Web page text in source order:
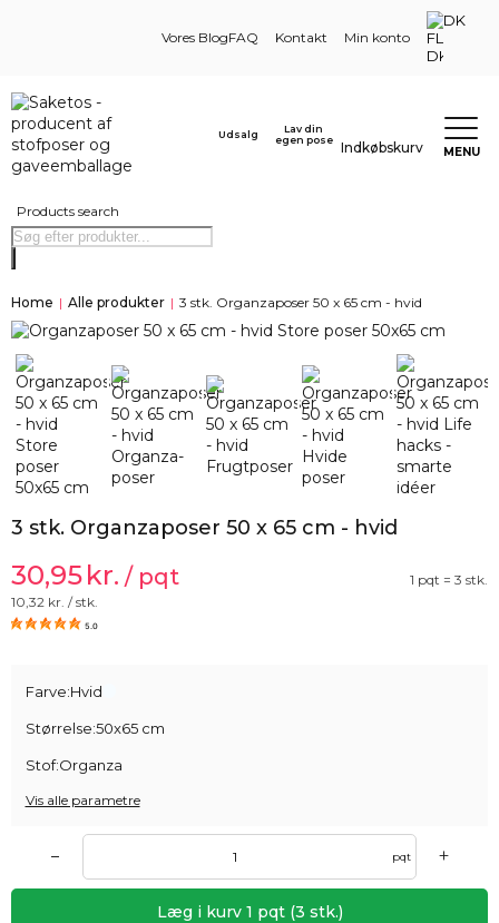
Vores BlogFAQ Kontakt Min konto
DK
Products search
Udsalg
Lav din
egen pose
Indkøbskurv MENU
Home | Alle produkter | 3 stk. Organzaposer 50 x 65 cm - hvid
3 stk. Organzaposer 50 x 65 cm - hvid
30,95kr. / pqt
1 pqt = 3 stk.
10,32 kr. / stk.
5.0
Farve:Hvid
Størrelse:50x65 cm
Stof:Organza
Vis alle parametre
– pqt +
Læg i kurv 1 pqt (3 stk.)